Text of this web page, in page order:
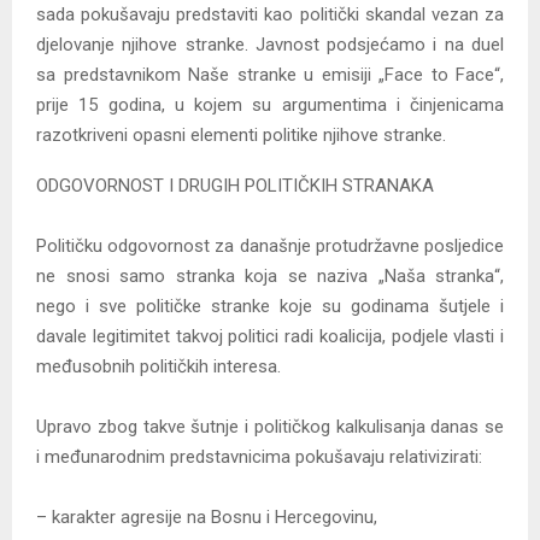
sada pokušavaju predstaviti kao politički skandal vezan za
djelovanje njihove stranke. Javnost podsjećamo i na duel
sa predstavnikom Naše stranke u emisiji „Face to Face“,
prije 15 godina, u kojem su argumentima i činjenicama
razotkriveni opasni elementi politike njihove stranke.
ODGOVORNOST I DRUGIH POLITIČKIH STRANAKA
Političku odgovornost za današnje protudržavne posljedice
ne snosi samo stranka koja se naziva „Naša stranka“,
nego i sve političke stranke koje su godinama šutjele i
davale legitimitet takvoj politici radi koalicija, podjele vlasti i
međusobnih političkih interesa.
Upravo zbog takve šutnje i političkog kalkulisanja danas se
i međunarodnim predstavnicima pokušavaju relativizirati:
– karakter agresije na Bosnu i Hercegovinu,